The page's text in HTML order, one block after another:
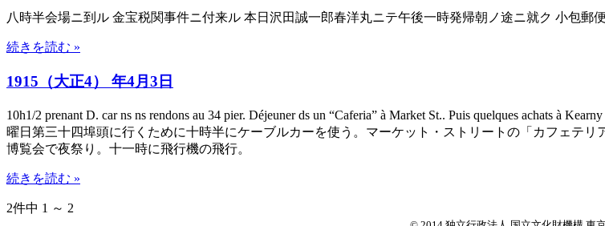
八時半会場ニ到ル 金宝税関事件ニ付来ル 本日沢田誠一郎春洋丸ニテ午後一時発帰朝ノ途ニ就ク 小包郵
続きを読む »
1915（大正4） 年4月3日
10h1/2 prenant D. car ns ns rendons au 34 pier. Déjeuner ds un “Caferia” à Market St.. Puis quelques achats à
曜日第三十四埠頭に行くために十時半にケーブルカーを使う。マーケット・ストリートの「カフェテ
博覧会で夜祭り。十一時に飛行機の飛行。
続きを読む »
2件中 1 ～ 2